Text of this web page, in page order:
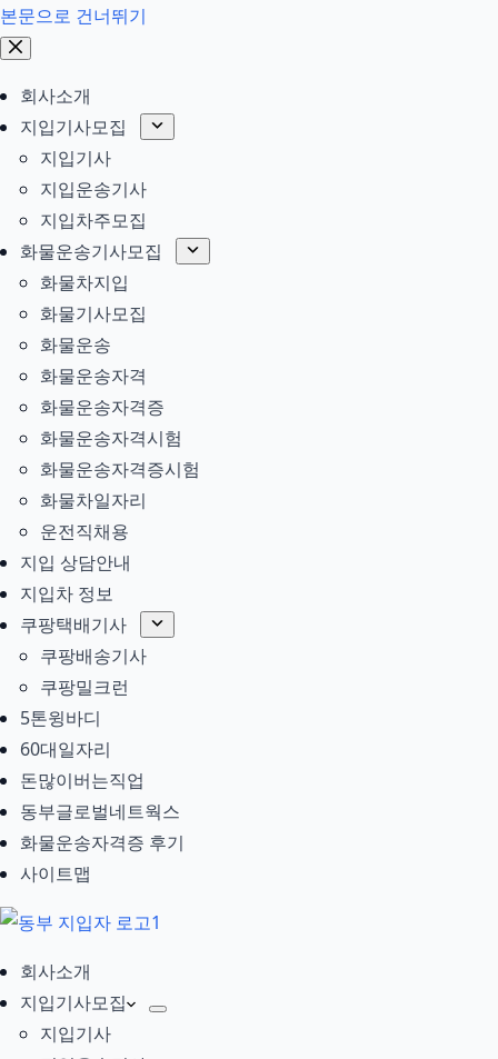
본문으로 건너뛰기
회사소개
지입기사모집
지입기사
지입운송기사
지입차주모집
화물운송기사모집
화물차지입
화물기사모집
화물운송
화물운송자격
화물운송자격증
화물운송자격시험
화물운송자격증시험
화물차일자리
운전직채용
지입 상담안내
지입차 정보
쿠팡택배기사
쿠팡배송기사
쿠팡밀크런
5톤윙바디
60대일자리
돈많이버는직업
동부글로벌네트웍스
화물운송자격증 후기
사이트맵
회사소개
지입기사모집
지입기사